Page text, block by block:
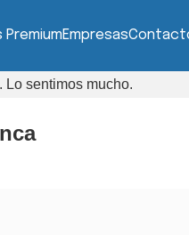
PremiumEmpresas
Lo sentimos mucho.